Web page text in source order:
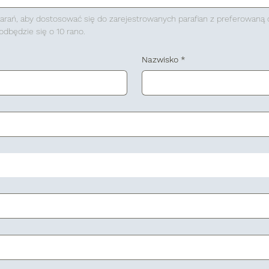
aby dostosować się do zarejestrowanych parafian z preferowaną
się o 10 rano.
Nazwisko *